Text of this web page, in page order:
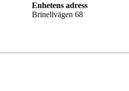
Enhetens adress
Brinellvägen 68